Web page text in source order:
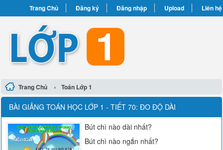
Trang Chủ Đăng ký Đăng nhập Upload Liên hệ
Trang Chủ › Toán Lớp 1
BÀI GIẢNG TOÁN HỌC LỚP 1 - TIẾT 70: ĐO ĐỘ DÀI
Bút chì nào dài nhất?
Bút chì nào ngắn nhất?